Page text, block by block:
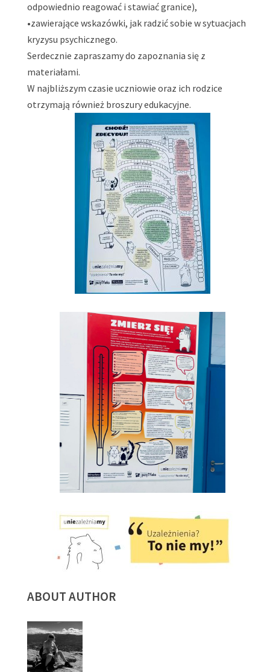
odpowiednio reagować i stawiać granice),
•zawierające wskazówki, jak radzić sobie w sytuacjach
kryzysu psychicznego.
Serdecznie zapraszamy do zapoznania się z
materiałami.
W najbliższym czasie uczniowie oraz ich rodzice
otrzymają również broszury edukacyjne.
ABOUT AUTHOR